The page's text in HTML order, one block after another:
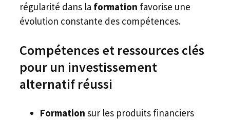
régularité dans la formation favorise une
évolution constante des compétences.
Compétences et ressources clés
pour un investissement
alternatif réussi
Formation sur les produits financiers